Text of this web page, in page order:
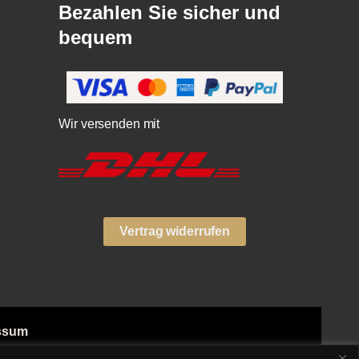
Bezahlen Sie sicher und
bequem
Wir versenden mit
Vertrag widerrufen